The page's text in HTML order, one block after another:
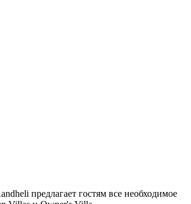
предлагает гостям все необходимое